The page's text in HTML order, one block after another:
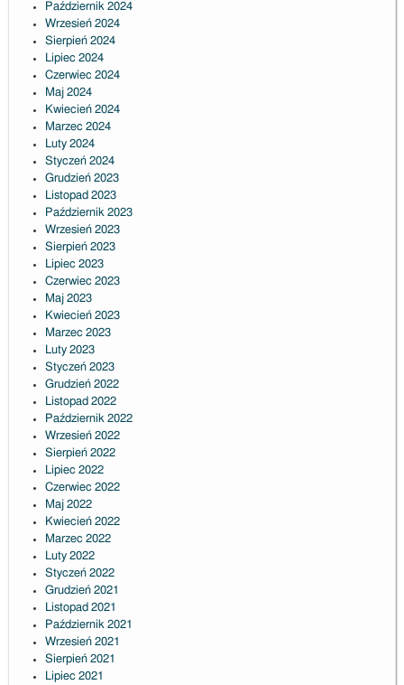
Październik 2024
Wrzesień 2024
Sierpień 2024
Lipiec 2024
Czerwiec 2024
Maj 2024
Kwiecień 2024
Marzec 2024
Luty 2024
Styczeń 2024
Grudzień 2023
Listopad 2023
Październik 2023
Wrzesień 2023
Sierpień 2023
Lipiec 2023
Czerwiec 2023
Maj 2023
Kwiecień 2023
Marzec 2023
Luty 2023
Styczeń 2023
Grudzień 2022
Listopad 2022
Październik 2022
Wrzesień 2022
Sierpień 2022
Lipiec 2022
Czerwiec 2022
Maj 2022
Kwiecień 2022
Marzec 2022
Luty 2022
Styczeń 2022
Grudzień 2021
Listopad 2021
Październik 2021
Wrzesień 2021
Sierpień 2021
Lipiec 2021